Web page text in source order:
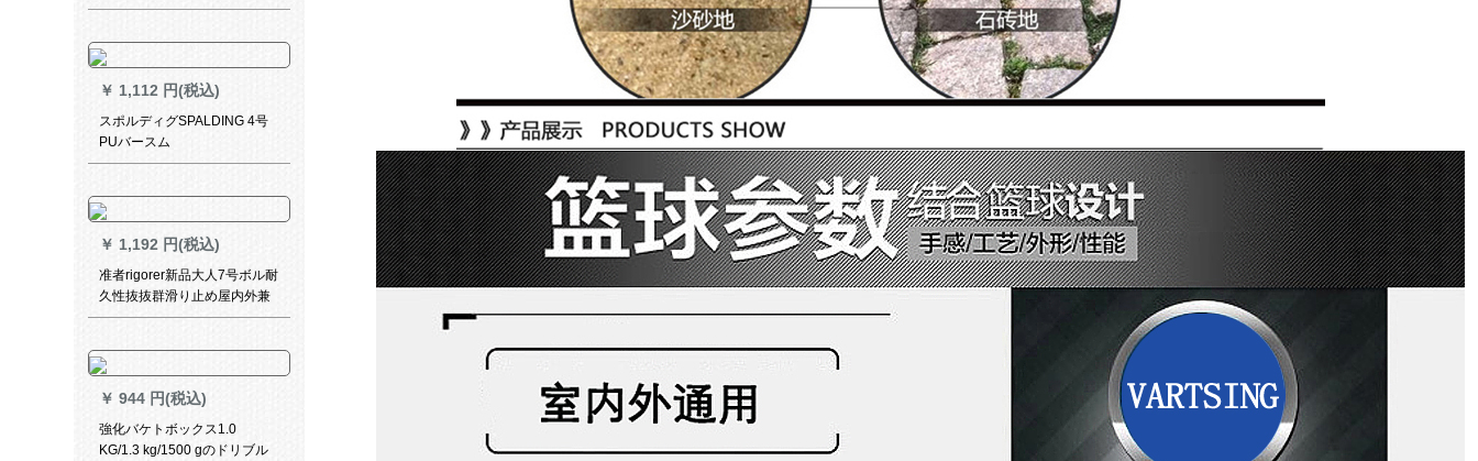
に5号ボアケースを兼備してい
￥ 1,112 円(税込)
スポルディグSPALDING 4号
PUバースム
￥ 1,192 円(税込)
准者rigorer新品大人7号ボル耐
久性抜抜群滑り止め屋内外兼
用型试合トレインボックスZ
￥ 944 円(税込)
強化バケトボックス1.0
KG/1.3 kg/1500 gのドリブル